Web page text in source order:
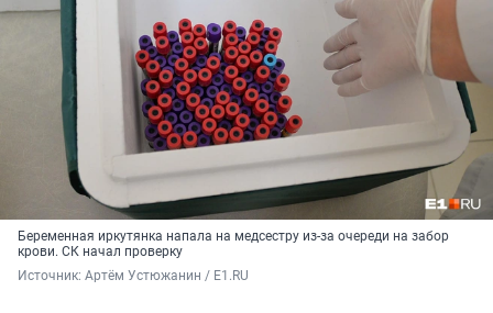
Беременная иркутянка напала на медсестру из-за очереди на забор
крови. СК начал проверку
Источник: Артём Устюжанин / E1.RU